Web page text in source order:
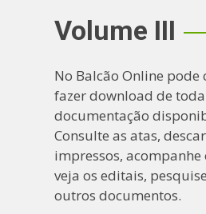
Volume III
No Balcão Online pode
fazer download de
documentação
Consulte as atas,
impressos, acompanhe
veja os editais,
outros documentos.